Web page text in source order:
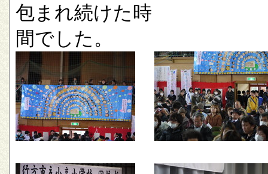
包まれ続けた時
間でした。